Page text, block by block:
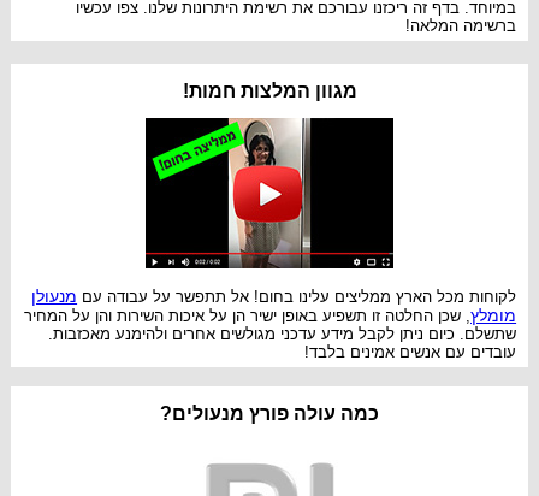
במיוחד. בדף זה ריכזנו עבורכם את רשימת היתרונות שלנו. צפו עכשיו
ברשימה המלאה!
מגוון המלצות חמות!
לקוחות מכל הארץ ממליצים עלינו בחום! אל תתפשר על עבודה עם מנעולן
מומלץ, שכן החלטה זו תשפיע באופן ישיר הן על איכות השירות והן על המחיר
שתשלם. כיום ניתן לקבל מידע עדכני מגולשים אחרים ולהימנע מאכזבות.
עובדים עם אנשים אמינים בלבד!
כמה עולה פורץ מנעולים?